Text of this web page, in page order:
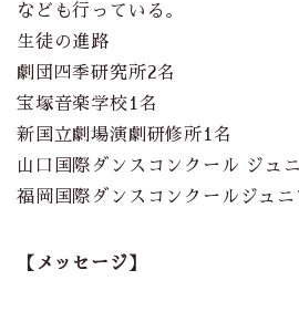
なども行っている。
生徒の進路
劇団四季研究所2名
宝塚音楽学校1名
新国立劇場演劇研修所1名
山口国際ダンスコンクール ジュ
福岡国際ダンスコンクールジュ
【メッセージ】